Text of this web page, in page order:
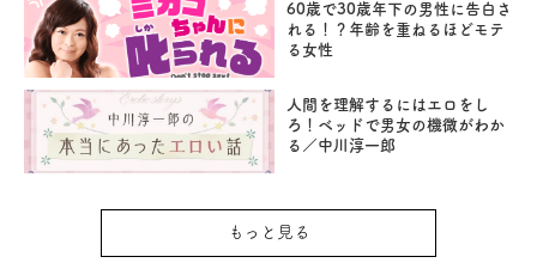
60歳で30歳年下の男性に告白さ
れる！？年齢を重ねるほどモテ
る女性
人間を理解するにはエロをし
ろ！ベッドで男女の機微がわか
る／中川淳一郎
もっと見る